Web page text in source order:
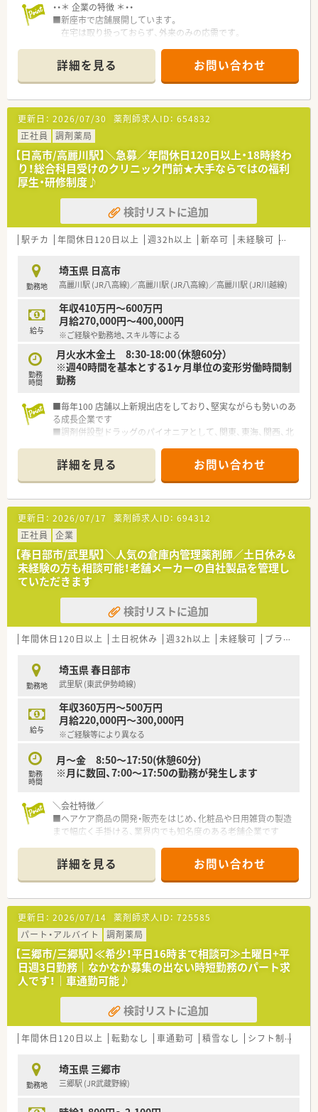
・・＊ 企業の特徴 ＊・・
■新座市で店舗展開しています。
在宅は取り扱っておらず、外来のみの応需です。
■社長が薬剤師さんで現場第一で経営をしています。
■薬局の雰囲気も良く、すぐに慣れていただけます。
詳細を見る お問い合わせ
更新日： 2026/07/30 薬剤師求人ID： 654832
正社員
調剤薬局
【日高市/高麗川駅】＼急募／年間休日120日以上・18時終わ
り！総合科目受けのクリニック門前★大手ならではの福利
厚生・研修制度♪
検討リストに追加
駅チカ 年間休日120日以上 週32h以上 新卒可 未経験可 ブラン
勤務地
埼玉県 日高市
高麗川駅 (JR八高線)／高麗川駅 (JR八高線)／高麗川駅 (JR川越線)
給与
年収410万円～600万円
月給270,000円～400,000円
※ご経験や勤務地、スキル等による
勤務
時間
月火水木金土 8:30-18:00（休憩60分）
※週40時間を基本とする1ヶ月単位の変形労働時間制
勤務
■毎年100 店舗以上新規出店をしており、堅実ながらも勢いのあ
る成長企業です
■調剤併設型ドラッグのパイオニアとして、関東、東海、関西、北
■研修制度は様々なプランがあり、集合研修だけでなく任意で受
講可能な研修も幅広く用意されています
■店舗で活躍する従業員、社外で活躍する従業員、将来経営幹部
となる従業員など、薬剤師として様々な活躍ができるフィールド
を用意されています
■総合薬剤師・調剤薬剤師（土日休み・19時までの勤務）どちらか
の働き方を選択できます
■調剤併設型だけでなく「医療モール・クリニック併設店舗」「敷
地内薬局」「訪問調剤特化型店舗」など様々な店舗を運営してい
ます
■在宅医療にも積極的取り組んでおり「訪問調剤特化型店舗」を
50店舗以上、無菌調剤室は業界最多の51店舗設置しています
■「プラチナくるみん認定企業」「健康経営優良法人2023（大規模
法人部門）認定」等を取得し一人ひとりが働きやすい環境が整備
されています
があるのも特徴です
詳細を見る お問い合わせ
更新日： 2026/07/17 薬剤師求人ID： 694312
正社員
企業
【春日部市/武里駅】＼人気の倉庫内管理薬剤師／土日休み＆
未経験の方も相談可能！老舗メーカーの自社製品を管理し
ていただきます
検討リストに追加
年間休日120日以上 土日祝休み 週32h以上 未経験可 ブランク可
勤務地
埼玉県 春日部市
武里駅 (東武伊勢崎線)
給与
年収360万円～500万円
月給220,000円～300,000円
※ご経験等により異なる
勤務
時間
月～金 8:50～17:50(休憩60分)
※月に数回、7:00～17:50の勤務が発生します
＼会社特徴／
■ヘアケア商品の開発・販売をはじめ、化粧品や日用雑貨の製造
まで幅広く手掛ける、業界内でも知名度のある老舗企業です
プも運営するなど、多角的な販売網を構築しています
＼おすすめポイント／
■今回は部門強化に伴う増員募集となっており、複数の薬剤師が
在籍する安心の体制で業務に取り組んでいただけます
■年間休日は125日！土日祝休みのため、プライベートと仕事の
メリハリをつけて働きたい方に最適な環境です
＼業務内容補足／
■製造管理業務をご担当いただきます
■製造加工スケジューリング及び現場管理、入出荷業務、倉庫管
理業務、各現場での対応やマネジメントが主です
■製造ラインの作業補助も発生するため資材の持ち運びなど力
仕事も発生いたします
■納期を守るべく、資材の入荷作業から加工・出荷作業にも携わ
■本社とのWeb会議出席や、月次資料作成、報告なども行ってい
ただきます
詳細を見る お問い合わせ
更新日： 2026/07/14 薬剤師求人ID： 725585
パート・アルバイト
調剤薬局
【三郷市/三郷駅】≪希少！平日16時まで相談可≫土曜日+平
日週3日勤務｜なかなか募集の出ない時短勤務のパート求
人です！｜車通勤可能♪
検討リストに追加
年間休日120日以上 転勤なし 車通勤可 積雪なし シフト制
勤務地
埼玉県 三郷市
三郷駅 (JR武蔵野線)